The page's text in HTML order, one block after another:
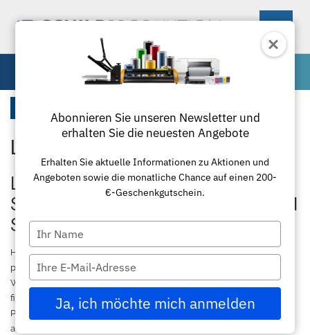
Maschinen
Schneideplotter
Laminierung
Schneidemaschinen
Laserbearbeitung
Materialien
Übersicht
Applikationsfolie
Oracal 631
Zubehör
Plottermesser
Roland
Graphtec
Textil
Poloshirts
Sweatshirt
Paketlösungen
Makerspace - FabLab
Lineal Zubehör
Linealzubehör für präzise
Schneidetechnik in Werbetechnik und
Schilderproduktion
HochwertigesLinealzubehörist die ideale Ergänzung für
professionelle Schneidesysteme in der
Werbetechnik und Folienverarbeitung. Beischildproduktion.de
finden Sie passgenaues
Zubehör für Schneidelineale
, das auf
Präzision, Langlebigkeit und sicheren Einsatz im Arbeitsalltag
ausgelegt ist. Unser Sortiment umfasst funktionales
Abonnieren Sie unseren Newsletter und
erhalten Sie die neuesten Angebote
Erhalten Sie aktuelle Informationen zu Aktionen und
Angeboten sowie die monatliche Chance auf einen 200-
€-Geschenkgutschein.
Type
your
name
Type
your
email
Ja, ich möchte mich anmelden